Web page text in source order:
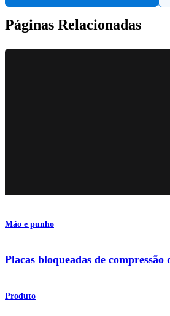
Páginas Relacionadas
Mão e punho
Placas bloqueadas de compressão
Produto